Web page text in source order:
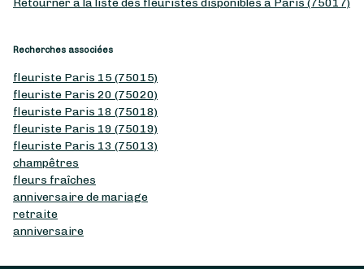
Retourner à la liste des fleuristes disponibles à Paris (75017)
Recherches associées
fleuriste Paris 15 (75015)
fleuriste Paris 20 (75020)
fleuriste Paris 18 (75018)
fleuriste Paris 19 (75019)
fleuriste Paris 13 (75013)
champêtres
fleurs fraîches
anniversaire de mariage
retraite
anniversaire